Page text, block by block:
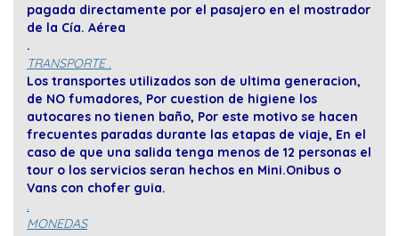
pagada directamente por el pasajero en el mostrador
de la Cía. Aérea
.
TRANSPORTE .
Los transportes utilizados son de ultima generacion,
de NO fumadores, Por cuestion de higiene los
autocares no tienen baño, Por este motivo se hacen
frecuentes paradas durante las etapas de viaje, En el
caso de que una salida tenga menos de 12 personas el
tour o los servicios seran hechos en Mini.Onibus o
Vans con chofer guia.
.
MONEDAS